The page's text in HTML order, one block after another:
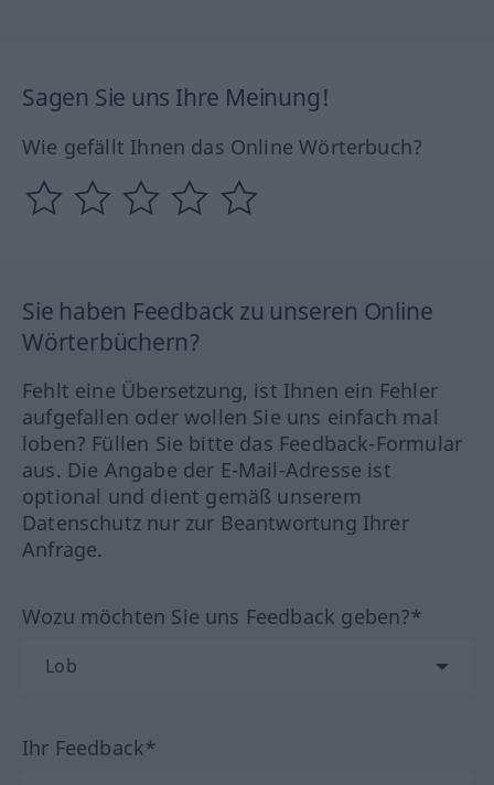
Sagen Sie uns Ihre Meinung!
Wie gefällt Ihnen das Online Wörterbuch?
Sie haben Feedback zu unseren Online
Wörterbüchern?
Fehlt eine Übersetzung, ist Ihnen ein Fehler
aufgefallen oder wollen Sie uns einfach mal
loben? Füllen Sie bitte das Feedback-Formular
aus. Die Angabe der E-Mail-Adresse ist
optional und dient gemäß unserem
Datenschutz nur zur Beantwortung Ihrer
Anfrage.
Wozu möchten Sie uns Feedback geben?*
Ihr Feedback*